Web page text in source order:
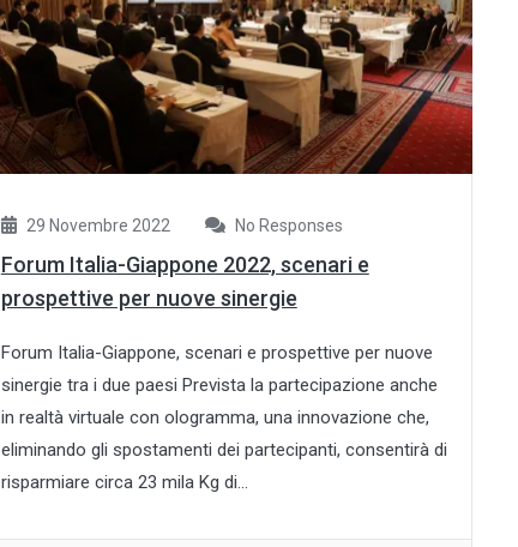
29 Novembre 2022 No Responses
Forum Italia-Giappone 2022, scenari e
prospettive per nuove sinergie
Forum Italia-Giappone, scenari e prospettive per nuove
sinergie tra i due paesi Prevista la partecipazione anche
in realtà virtuale con ologramma, una innovazione che,
eliminando gli spostamenti dei partecipanti, consentirà di
risparmiare circa 23 mila Kg di...